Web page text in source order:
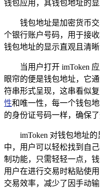
钱包应用，其钱包地址的
钱包地址是加密货币
个银行账户号码，用于接收
钱包地址的显示直观且清
当用户打开 imToken
眼帘的便是钱包地址，它
符串形式呈现，这串看似
性和唯一性，每一个钱包
的身份证号码一样，确保
imToken 对钱包地址
中，用户可以轻松找到自
制功能，只需轻轻一点，
用户在进行交易时粘贴使
交易效率，减少了因手动